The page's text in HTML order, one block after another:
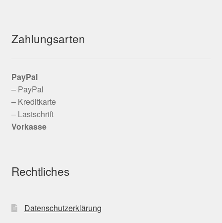
Zahlungsarten
PayPal
– PayPal
– Kreditkarte
– Lastschrift
Vorkasse
Rechtliches
Datenschutzerklärung